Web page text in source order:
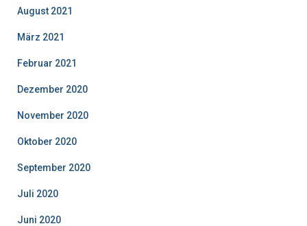
August 2021
März 2021
Februar 2021
Dezember 2020
November 2020
Oktober 2020
September 2020
Juli 2020
Juni 2020